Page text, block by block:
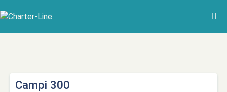
Campi 300